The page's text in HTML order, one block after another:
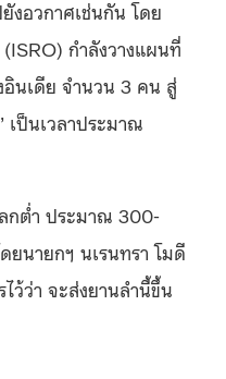
งอวกาศเช่นกัน โดย
กำลังวางแผนที่
นเดีย จำนวน 3 คน สู่
เป็นเวลาประมาณ
กต่ำ ประมาณ 300-
ยนายกฯ นเรนทรา โมดี
ว้ว่า จะส่งยานลำนี้ขึ้น